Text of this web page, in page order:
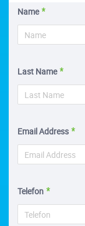
Name
Last Name
Email Address
Telefon